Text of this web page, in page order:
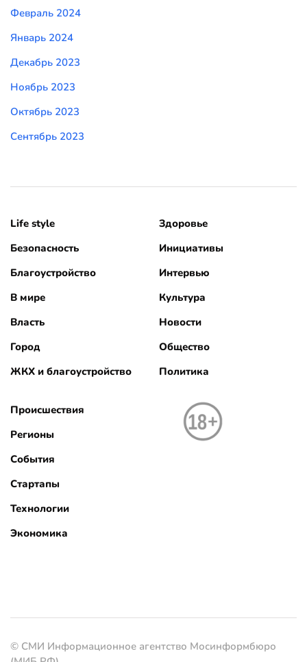
Февраль 2024
Январь 2024
Декабрь 2023
Ноябрь 2023
Октябрь 2023
Сентябрь 2023
Life style
Безопасность
Благоустройство
В мире
Власть
Город
ЖКХ и благоустройство
Здоровье
Инициативы
Интервью
Культура
Новости
Общество
Политика
Происшествия
Регионы
События
Стартапы
Технологии
Экономика
© СМИ Информационное агентство Мосинформбюро